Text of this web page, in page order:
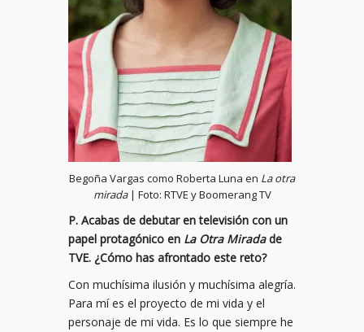
Begoña Vargas como Roberta Luna en La otra
mirada| Foto: RTVE y Boomerang TV
P. Acabas de debutar en televisión con un
papel protagónico en La Otra Miradade
TVE. ¿Cómo has afrontado este reto?
Con muchísima ilusión y muchísima alegría.
Para mí es el proyecto de mi vida y el
personaje de mi vida. Es lo que siempre he